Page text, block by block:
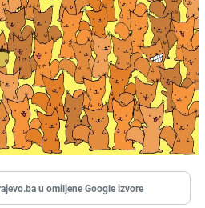
u omiljene Google izvore